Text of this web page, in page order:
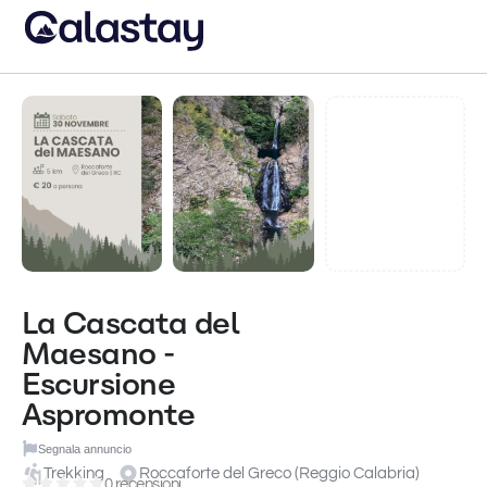
La Cascata del
Maesano -
Escursione
Aspromonte
Segnala annuncio
Trekking Roccaforte del Greco (Reggio Calabria)